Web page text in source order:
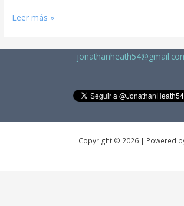
Leer más »
Copyright © 2026 | Powered